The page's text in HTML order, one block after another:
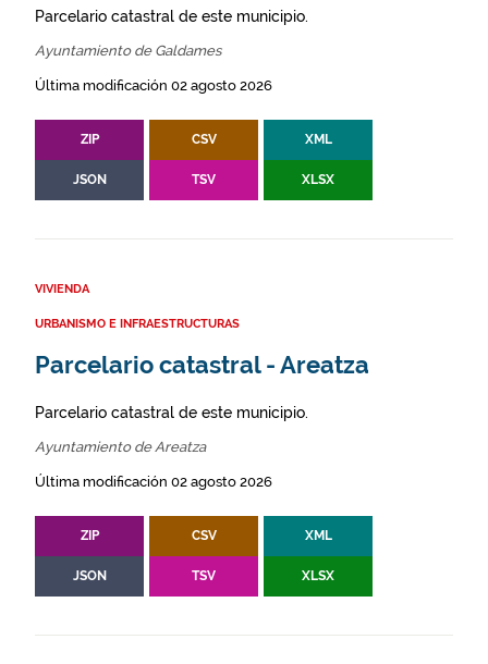
Parcelario catastral de este municipio.
Ayuntamiento de Galdames
Última modificación 02 agosto 2026
ZIP CSV XML
JSON TSV XLSX
VIVIENDA
URBANISMO E INFRAESTRUCTURAS
Parcelario catastral - Areatza
Parcelario catastral de este municipio.
Ayuntamiento de Areatza
Última modificación 02 agosto 2026
ZIP CSV XML
JSON TSV XLSX